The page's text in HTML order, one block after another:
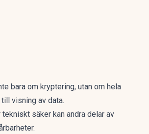
bara om kryptering, utan om hela
visning av data.
tekniskt säker kan andra delar av